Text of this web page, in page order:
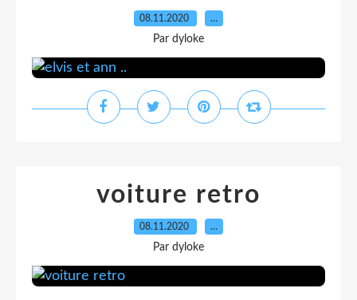
08.11.2020 …
Par dyloke
voiture retro
08.11.2020 …
Par dyloke